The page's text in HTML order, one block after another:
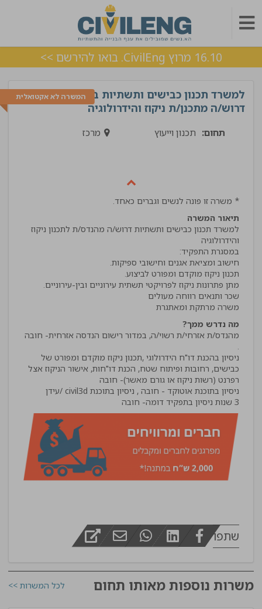
16.10 מרוץ CivilEng. בואו להירשם >>
המשרה לא אקטואליתלמשרד תכנון כבישים ותשתיות בת"א
דרוש/ה מתכנן/ת ניקוז והידרולוגיה
תחום: תכנון וייעוץ מרכז
* משרה זו פונה לנשים וגברים כאחד.
תיאור המשרה
למשרד תכנון כבישים ותשתיות דרוש/ה מהנדס/ת לתכנון ניקוז
משרה מרתקת ומאתגרת
מה נדרש ממך?
מהנדס/ת אזרחי/ת רשוי/ה, במדור רישום הנדסה אזרחית- חובה
ניסיון בהכנת דו"ח הידרולוגי ,תכנון ניקוז מוקדם ומפורט של
כבישים, רחובות ופיתוח שטח, הכנת דו"חות, אישור הניקוז אצל
3 שנות ניסיון בתפקיד דומה- חובה
שתפו
משרות נוספות מאותו תחום לכל המשרות >>